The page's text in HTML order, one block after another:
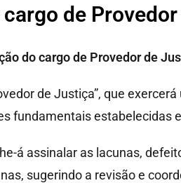
de
do cargo de Provedor de
de Justiça”, que
fundamentais estabelecidas
á assinalar as lacunas,
sugerindo a revisão e